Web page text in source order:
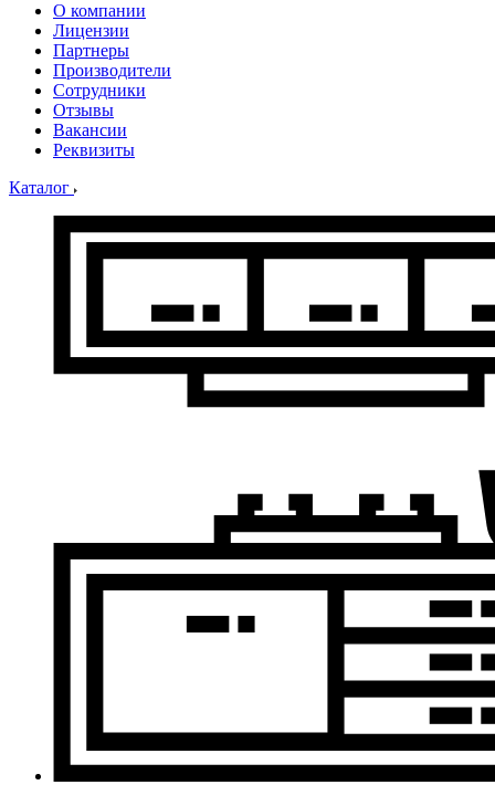
О компании
Лицензии
Партнеры
Производители
Сотрудники
Отзывы
Вакансии
Реквизиты
Каталог